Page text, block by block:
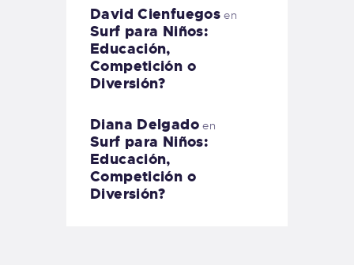
David Cienfuegos en
Surf para Niños:
Educación,
Competición o
Diversión?
Diana Delgadoen
Surf para Niños:
Educación,
Competición o
Diversión?